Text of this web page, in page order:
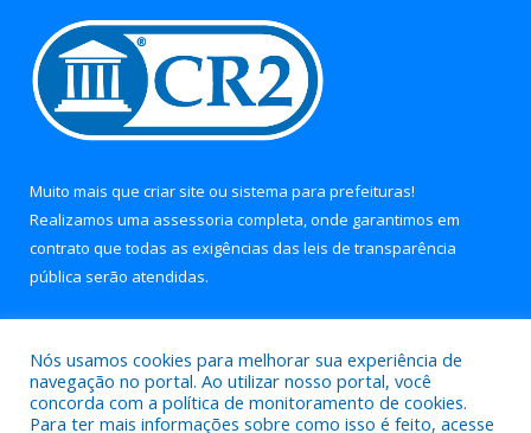
Muito mais que criar site ou sistema para prefeituras!
Realizamos uma assessoria completa, onde garantimos em
contrato que todas as exigências das leis de transparência
pública serão atendidas.
Nós usamos cookies para melhorar sua experiência de
navegação no portal. Ao utilizar nosso portal, você
concorda com a política de monitoramento de cookies.
Para ter mais informações sobre como isso é feito, acesse